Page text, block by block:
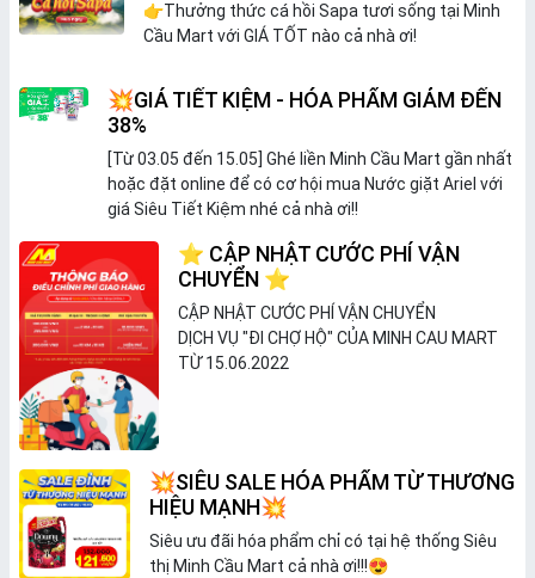
👉Thưởng thức cá hồi Sapa tươi sống tại Minh
Cầu Mart với GIÁ TỐT nào cả nhà ơi!
💥GIÁ TIẾT KIỆM - HÓA PHẨM GIẢM ĐẾN
38%
[Từ 03.05 đến 15.05] Ghé liền Minh Cầu Mart gần nhất
hoặc đặt online để có cơ hội mua Nước giặt Ariel với
giá Siêu Tiết Kiệm nhé cả nhà ơi!!
⭐ CẬP NHẬT CƯỚC PHÍ VẬN
CHUYỂN ⭐
CẬP NHẬT CƯỚC PHÍ VẬN CHUYỂN
DỊCH VỤ "ĐI CHỢ HỘ" CỦA MINH CAU MART
TỪ 15.06.2022
💥SIÊU SALE HÓA PHẨM TỪ THƯƠNG
HIỆU MẠNH💥
Siêu ưu đãi hóa phẩm chỉ có tại hệ thống Siêu
thị Minh Cầu Mart cả nhà ơi!!!😍